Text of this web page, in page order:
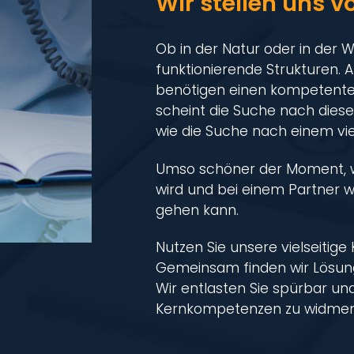
Ob in der Natur oder in der
funktionierende Strukturen.
benötigen einen
scheint die Suche nach
wie die Suche nach einem
Umso schöner der
wird und bei einem Partner
gehen kann.
Nutzen Sie unsere
Gemeinsam finden wir
Wir entlasten Sie spürbar
Kernkompetenzen zu